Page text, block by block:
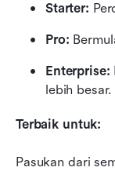
Starter:
Pro:
Enterprise:
lebih besar.
Terbaik untuk:
Pasukan dari